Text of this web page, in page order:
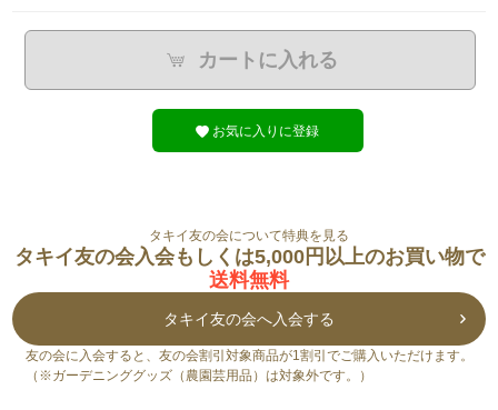
カートに入れる
お気に入りに登録
タキイ友の会について特典を見る
タキイ友の会入会もしくは5,000円以上のお買い物で
送料無料
タキイ友の会へ入会する
友の会に入会すると、友の会割引対象商品が1割引でご購入いただけます。
（※ガーデニンググッズ（農園芸用品）は対象外です。）